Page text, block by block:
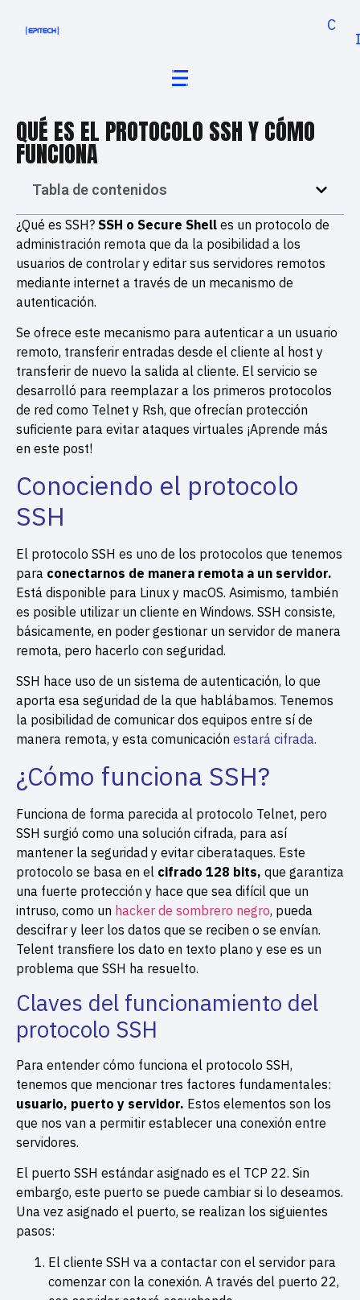
QUÉ ES EL PROTOCOLO SSH Y CÓMO
FUNCIONA
Tabla de contenidos
¿Qué es SSH? SSH o Secure Shell es un protocolo de
administración remota que da la posibilidad a los
usuarios de controlar y editar sus servidores remotos
mediante internet a través de un mecanismo de
autenticación.
Se ofrece este mecanismo para autenticar a un usuario
remoto, transferir entradas desde el cliente al host y
transferir de nuevo la salida al cliente. El servicio se
desarrolló para reemplazar a los primeros protocolos
de red como Telnet y Rsh, que ofrecían protección
suficiente para evitar ataques virtuales ¡Aprende más
en este post!
Conociendo el protocolo
SSH
El protocolo SSH es uno de los protocolos que tenemos
para conectarnos de manera remota a un servidor.
Está disponible para Linux y macOS. Asimismo, también
es posible utilizar un cliente en Windows. SSH consiste,
básicamente, en poder gestionar un servidor de manera
remota, pero hacerlo con seguridad.
SSH hace uso de un sistema de autenticación, lo que
aporta esa seguridad de la que hablábamos. Tenemos
la posibilidad de comunicar dos equipos entre sí de
manera remota, y esta comunicación estará cifrada.
¿Cómo funciona SSH?
Funciona de forma parecida al protocolo Telnet, pero
SSH surgió como una solución cifrada, para así
mantener la seguridad y evitar ciberataques. Este
protocolo se basa en el cifrado 128 bits, que garantiza
una fuerte protección y hace que sea difícil que un
intruso, como un hacker de sombrero negro, pueda
descifrar y leer los datos que se reciben o se envían.
Telent transfiere los dato en texto plano y ese es un
problema que SSH ha resuelto.
Claves del funcionamiento del
protocolo SSH
Para entender cómo funciona el protocolo SSH,
tenemos que mencionar tres factores fundamentales:
usuario, puerto y servidor. Estos elementos son los
que nos van a permitir establecer una conexión entre
servidores.
El puerto SSH estándar asignado es el TCP 22. Sin
embargo, este puerto se puede cambiar si lo deseamos.
Una vez asignado el puerto, se realizan los siguientes
pasos:
El cliente SSH va a contactar con el servidor para
comenzar con la conexión. A través del puerto 22,